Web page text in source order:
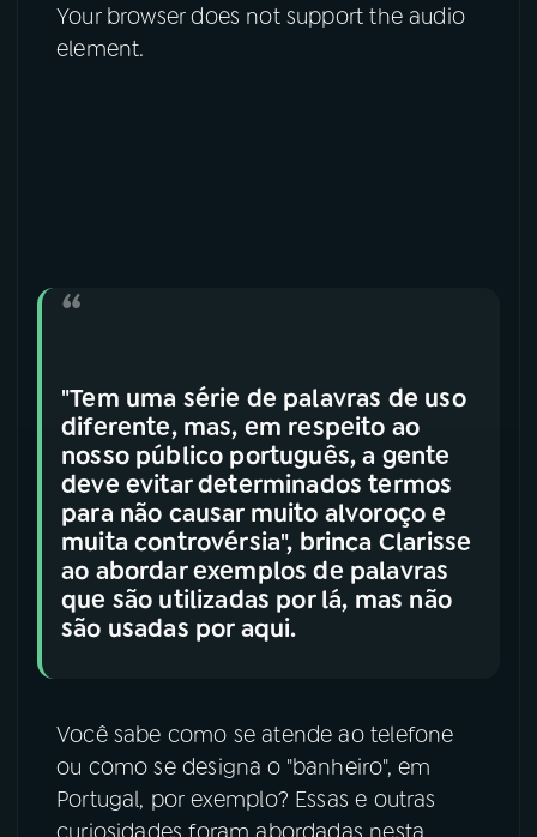
Your browser does not support the audio
element.
"Tem uma série de palavras de uso
diferente, mas, em respeito ao
nosso público português, a gente
deve evitar determinados termos
para não causar muito alvoroço e
muita controvérsia", brinca Clarisse
ao abordar exemplos de palavras
que são utilizadas por lá, mas não
são usadas por aqui.
Você sabe como se atende ao telefone
ou como se designa o "banheiro", em
Portugal, por exemplo? Essas e outras